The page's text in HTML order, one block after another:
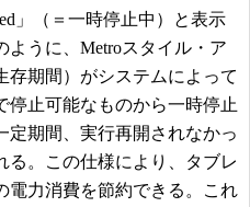
」（＝一時停止中）と表示
ように、Metroスタイル・ア
存期間）がシステムによって
停止可能なものから一時停止
定期間、実行再開されなかっ
る。この仕様により、タブレ
電力消費を節約できる。これ